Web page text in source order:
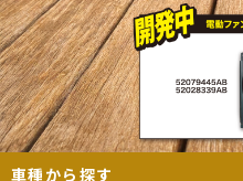
車種から探す